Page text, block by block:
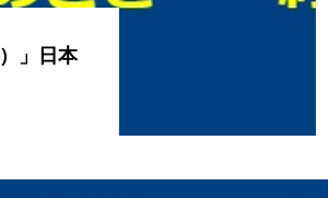
」日本